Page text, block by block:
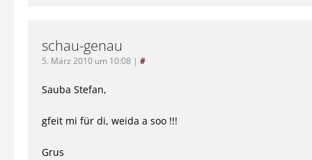
schau-genau
5. März 2010 um 10:08 | #
Sauba Stefan,
gfeit mi für di, weida a soo !!!
Grus